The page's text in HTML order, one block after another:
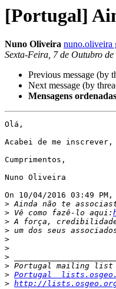
[Portugal]
Nuno Oliveira nuno.oliveira
Sexta-Feira, 7 de Outubro
Previous message (by
Next message (by
Mensagens
Olá,
Acabei de me
Cumprimentos,
Nuno Oliveira
On 10/04/2016 03:49
>
> Vê como fazê-lo aqui:
>
>
>
>
>
>
> Portugal
> http://